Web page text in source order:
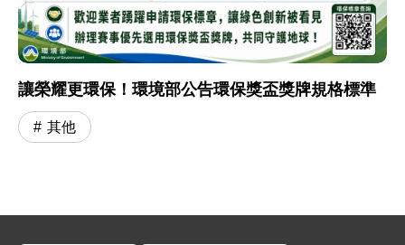
讓榮耀更環保！環境部公告環保獎盃獎牌規格標準
其他